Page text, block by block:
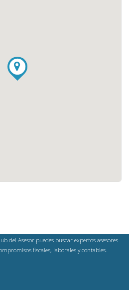
del Asesor puedes buscar expertos asesores
fiscales, laborales y contables.